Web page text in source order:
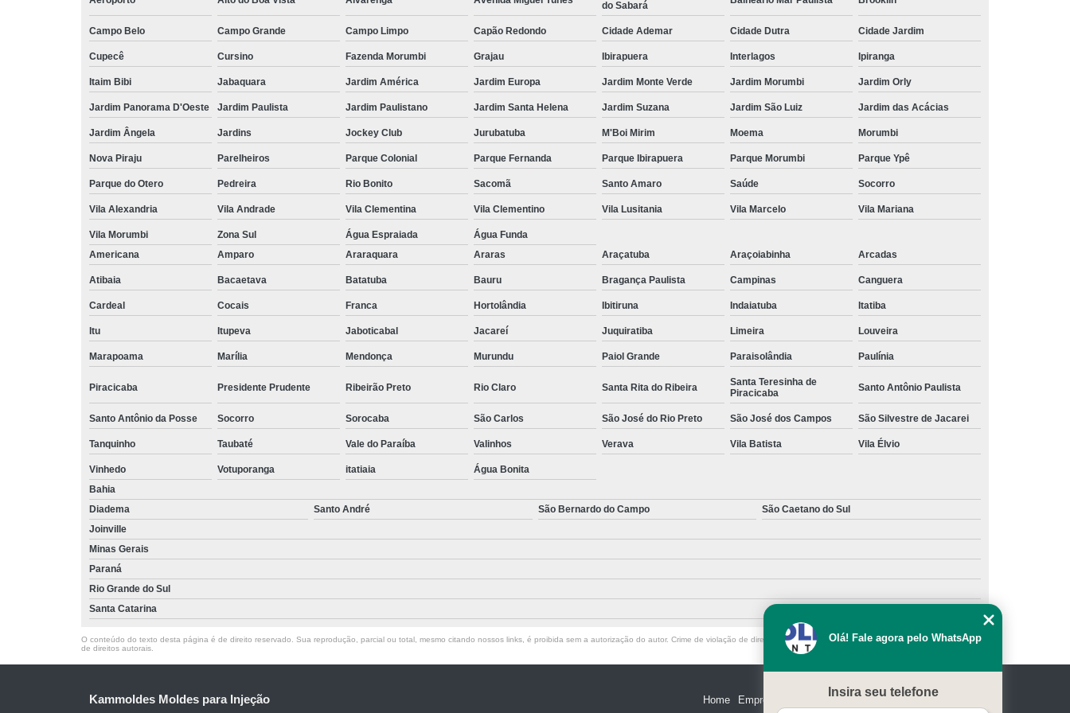
do Sabará
Campo Belo Campo Grande Campo Limpo Capão Redondo Cidade Ademar Cidade Dutra Cidade Jardim
Cupecê Cursino Fazenda Morumbi Grajau Ibirapuera Interlagos Ipiranga
Itaim Bibi Jabaquara Jardim América Jardim Europa Jardim Monte Verde Jardim Morumbi Jardim Orly
Jardim Panorama D'Oeste Jardim Paulista Jardim Paulistano Jardim Santa Helena Jardim Suzana Jardim São Luiz Jardim das Acácias
Jardim Ângela Jardins Jockey Club Jurubatuba M'Boi Mirim Moema Morumbi
Nova Piraju Parelheiros Parque Colonial Parque Fernanda Parque Ibirapuera Parque Morumbi Parque Ypê
Parque do Otero Pedreira Rio Bonito Sacomã Santo Amaro Saúde Socorro
Vila Alexandria Vila Andrade Vila Clementina Vila Clementino Vila Lusitania Vila Marcelo Vila Mariana
Vila Morumbi Zona Sul Água Espraiada
Água Funda
Americana
Amparo Araraquara Araras Araçatuba Araçoiabinha Arcadas
Atibaia Bacaetava Batatuba Bauru Bragança Paulista Campinas Canguera
Cardeal Cocais Franca Hortolândia Ibitiruna Indaiatuba Itatiba
Itu Itupeva Jaboticabal Jacareí Juquiratiba Limeira Louveira
Marapoama Marília Mendonça Murundu Paiol Grande Paraisolândia Paulínia
Piracicaba Presidente Prudente Ribeirão Preto Rio Claro Santa Rita do Ribeira
Santa Teresinha de
Piracicaba
Santo Antônio Paulista
Santo Antônio da Posse Socorro Sorocaba São Carlos São José do Rio Preto São José dos Campos São Silvestre de Jacarei
Tanquinho Taubaté Vale do Paraíba Valinhos Verava Vila Batista Vila Élvio
Vinhedo Votuporanga itatiaia
Água Bonita
Bahia
Diadema
Santo André São Bernardo do Campo
São Caetano do Sul
Joinville
Minas Gerais
Paraná
Rio Grande do Sul
Santa Catarina
O conteúdo do texto desta página é de direito reservado. Sua reprodução, parcial ou total, mesmo citando nossos links, é proibida sem a autorização do autor. Crime de violação de direito autoral – artigo 184 do Código Penal – Lei 9610/98 - Lei
de direitos autorais
Kammoldes Moldes para Injeção Home Empresa Serviços Contato Mapa do site
Olá! Fale agora pelo WhatsApp
Insira seu telefone